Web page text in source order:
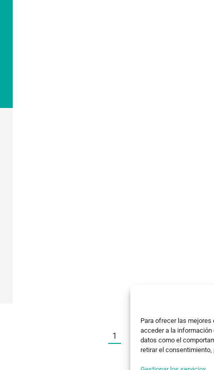
Para ofrecer las
acceder a la
datos como el
retirar el
1 →